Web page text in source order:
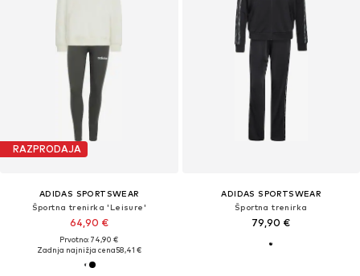
RAZPRODAJA
ADIDAS SPORTSWEAR
Športna trenirka 'Leisure'
64,90 €
Prvotno: 74,90 €
Zadnja najnižja cena58,41 €
ADIDAS SPORTSWEAR
Športna trenirka
79,90 €